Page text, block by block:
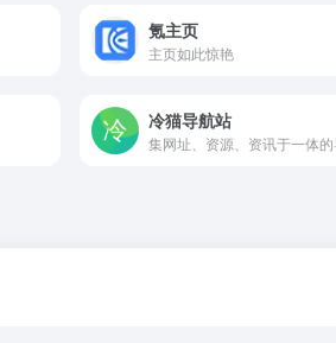
氪主页
主页如此惊艳
冷猫导航站
集网址、资源、资讯于一体